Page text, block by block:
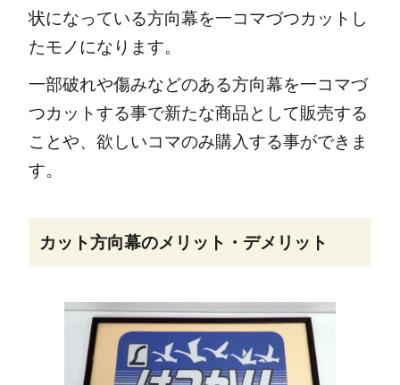
状になっている方向幕を一コマづつカットし
たモノになります。
一部破れや傷みなどのある方向幕を一コマづ
つカットする事で新たな商品として販売する
ことや、欲しいコマのみ購入する事ができま
す。
カット方向幕のメリット・デメリット